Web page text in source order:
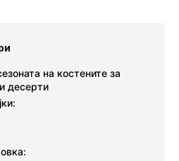
на костените за
десерти